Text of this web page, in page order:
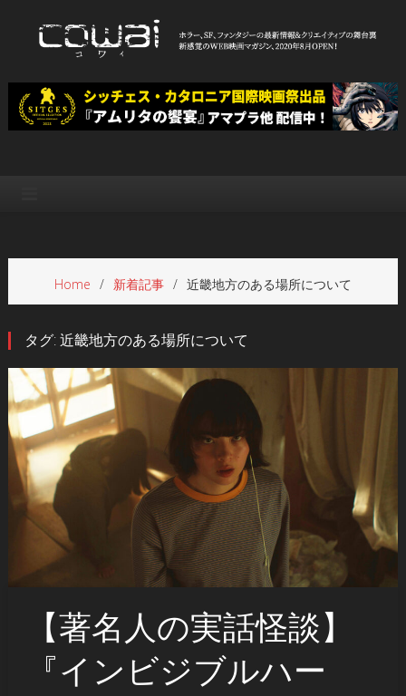
WEB映画マガジン「cowai コ
ワイ」
Home 新着記事 近畿地方のある場所について
タグ: 近畿地方のある場所について
【著名人の実話怪談】
『インビジブルハー